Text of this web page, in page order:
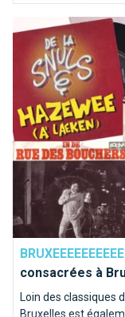
pour vous aider.
consacrées à
Loin des classiques
Bruxelles est
Top 10 des